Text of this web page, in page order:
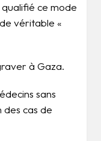
qualifié ce mode
véritable «
à Gaza.
sans
des cas de